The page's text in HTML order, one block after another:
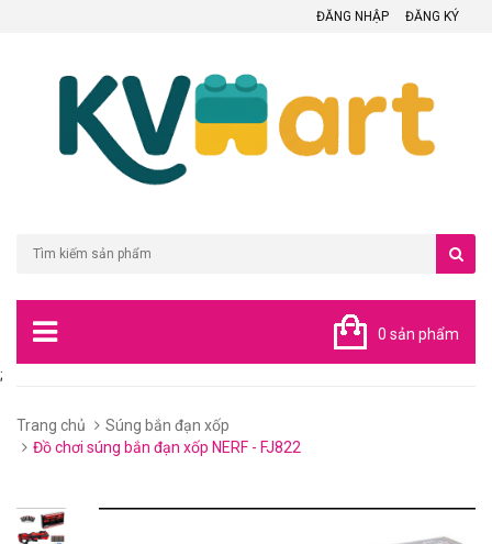
ĐĂNG NHẬP ĐĂNG KÝ
0 sản phẩm
;
Trang chủ
Súng bắn đạn xốp
Đồ chơi súng bắn đạn xốp NERF - FJ822